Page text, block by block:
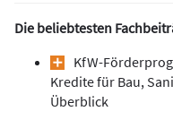
Die beliebtesten
KfW-
Kredite für Bau,
Überblick